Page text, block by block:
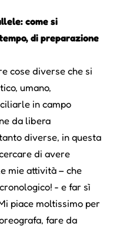
come si
di preparazione
cose diverse che si
umano,
in campo
da libera
diverse, in questa
di avere
mie attività – che
- e far sì
piace moltissimo per
fare da